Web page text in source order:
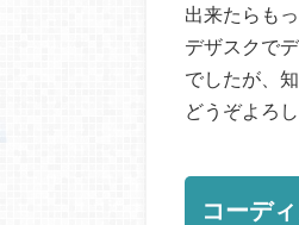
出来たらも
デザスクで
でしたが、
どうぞよろ
コーデ